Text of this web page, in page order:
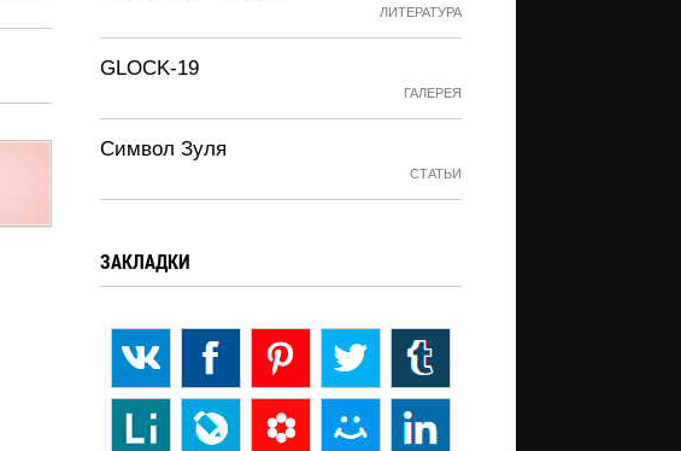
ЛИТЕРАТУРА
GLOCK-19
ГАЛЕРЕЯ
Символ Зуля
СТАТЬИ
ЗАКЛАДКИ